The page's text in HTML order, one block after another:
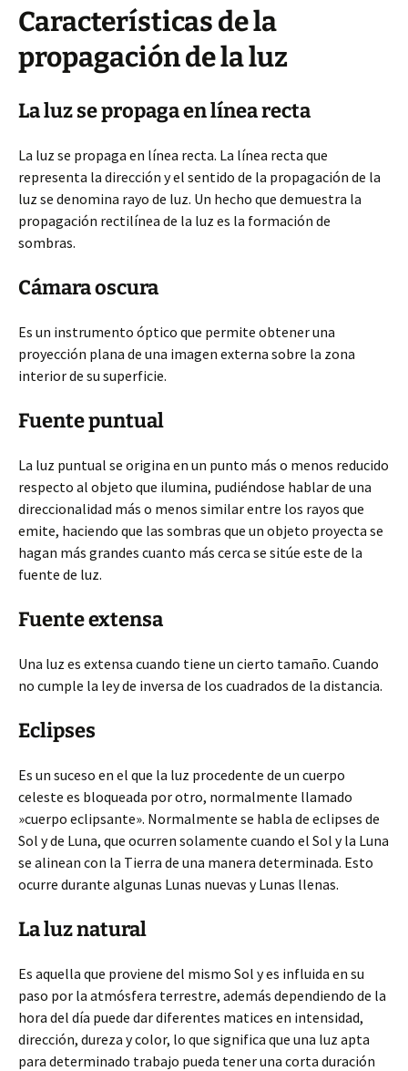
Características de la
propagación de la luz
La luz se propaga en línea recta
La luz se propaga en línea recta. La línea recta que
representa la dirección y el sentido de la propagación de la
luz se denomina rayo de luz. Un hecho que demuestra la
propagación rectilínea de la luz es la formación de
sombras.
Cámara oscura
Es un instrumento óptico que permite obtener una
proyección plana de una imagen externa sobre la zona
interior de su superficie.
Fuente puntual
La luz puntual se origina en un punto más o menos reducido
respecto al objeto que ilumina, pudiéndose hablar de una
direccionalidad más o menos similar entre los rayos que
emite, haciendo que las sombras que un objeto proyecta se
hagan más grandes cuanto más cerca se sitúe este de la
fuente de luz.
Fuente extensa
Una luz es extensa cuando tiene un cierto tamaño. Cuando
no cumple la ley de inversa de los cuadrados de la distancia.
Eclipses
Es un suceso en el que la luz procedente de un cuerpo
celeste es bloqueada por otro, normalmente llamado
»cuerpo eclipsante». Normalmente se habla de eclipses de
Sol y de Luna, que ocurren solamente cuando el Sol y la Luna
se alinean con la Tierra de una manera determinada. Esto
ocurre durante algunas Lunas nuevas y Lunas llenas.
La luz natural
Es aquella que proviene del mismo Sol y es influida en su
paso por la atmósfera terrestre, además dependiendo de la
hora del día puede dar diferentes matices en intensidad,
dirección, dureza y color, lo que significa que una luz apta
para determinado trabajo pueda tener una corta duración